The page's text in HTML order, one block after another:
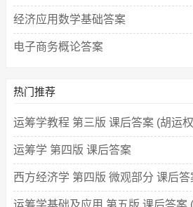
经济应用数学基础答案
电子商务概论答案
热门推荐
运筹学教程 第三版 课后答案 (胡运
运筹学 第四版 课后答案
西方经济学 第四版 微观部分 课后
运筹学基础及应用 第五版 课后答案